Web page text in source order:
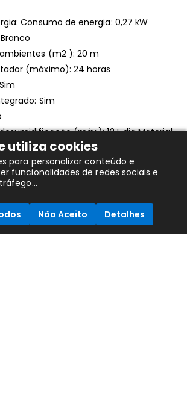
Consumo de energia: 0,27 kW
(m2 ): 20 m
(máximo): 24 horas
Sim
(máx.): 12 L dia Material
(m2): 20 m: 20 m
(máximo): 24 horas
utiliza cookies
para personalizar conteúdo e
funcionalidades de redes sociais e
Não Aceito Detalhes